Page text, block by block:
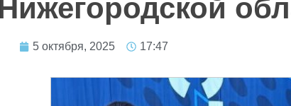
5 октября, 2025 17:47